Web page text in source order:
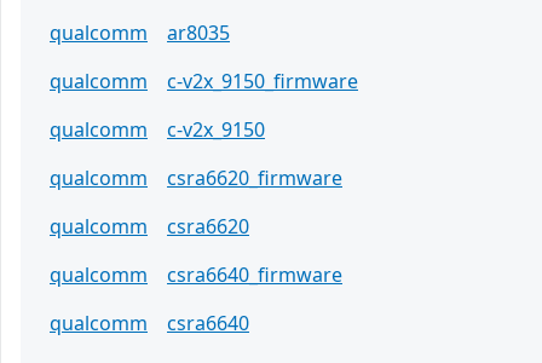
qualcomm
ar8035
qualcomm
c-v2x_9150_firmware
qualcomm
c-v2x_9150
qualcomm
csra6620_firmware
qualcomm
csra6620
qualcomm
csra6640_firmware
qualcomm
csra6640